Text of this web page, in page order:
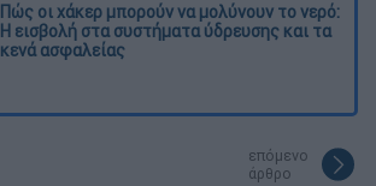
Πώς οι χάκερ μπορούν να μολύνουν το νερό:
Η εισβολή στα συστήματα ύδρευσης και τα
κενά ασφαλείας
επόμενο
άρθρο